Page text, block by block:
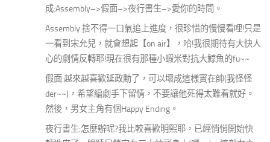
成:Assembly–>假面–>夜行書生–>愛你的時間。
Assembly:捨不得一口氣追上進度，很珍惜的慢慢看哩!只是
一看到宋允兒，就會想起【on air】，哈!我很期待有大快人
心的劇情反轉耶!現在很有那種小蝦米對抗大鯨魚的fu~~
假面:越來越喜歡延政勳了，可以壞成這樣實在帥(我怪怪
der~~)，希望編劇手下留情，不要讓他死得太難看就好。
然後，男女主角有個Happy Ending。
夜行書生:怎麼辦呢?我比較喜歡明熙耶，已經悄悄開始快